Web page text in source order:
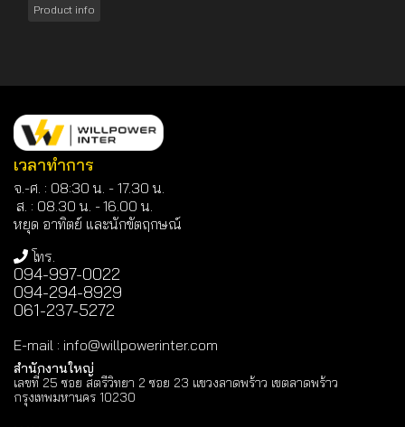
Product info
เวลาทำการ
จ.-ศ. : 08:30 น. - 17.30 น.
ส. : 08.30 น. -16.00 น.
หยุด อาทิตย์ และนักขัตฤกษณ์
โทร.
094-997-0022
094-294-8929
061-237-5272
E-mail : info@willpowerinter.com
สำนักงานใหญ่
เลขที่ 25 ซอย สตรีวิทยา 2 ซอย 23 แขวงลาดพร้าว เขตลาดพร้าว
กรุงเทพมหานคร 10230